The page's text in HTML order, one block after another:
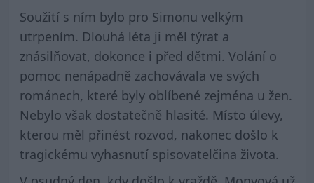
Soužití s ním bylo pro Simonu velkým
utrpením. Dlouhá léta ji měl týrat a
znásilňovat, dokonce i před dětmi. Volání o
pomoc nenápadně zachovávala ve svých
románech, které byly oblíbené zejména u žen.
Nebylo však dostatečně hlasité. Místo úlevy,
kterou měl přinést rozvod, nakonec došlo k
tragickému vyhasnutí spisovatelčina života.